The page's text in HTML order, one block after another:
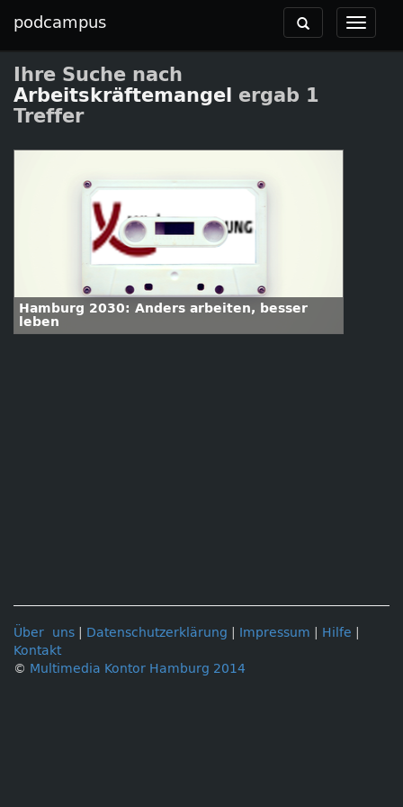
podcampus
Toggle
Toggle
navigation
Ihre Suche nach
Arbeitskräftemangel
ergab 1
Treffer
Hamburg 2030: Anders arbeiten, besser
leben
Über uns Datenschutzerklärung Impressum Hilfe
Kontakt
© Multimedia Kontor Hamburg 2014